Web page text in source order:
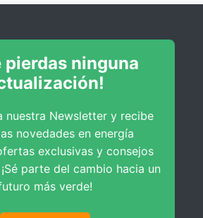
pierdas ninguna
nuestra Newsletter y recibe
novedades en energía
exclusivas y consejos
parte del cambio hacia un
más verde!